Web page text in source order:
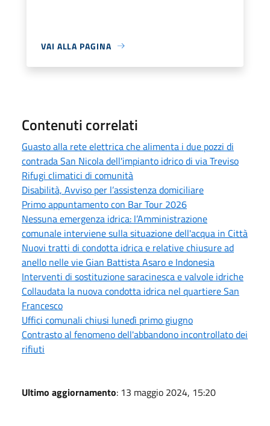
VAI ALLA PAGINA
Contenuti correlati
Guasto alla rete elettrica che alimenta i due pozzi di
contrada San Nicola dell'impianto idrico di via Treviso
Rifugi climatici di comunità
Disabilità, Avviso per l’assistenza domiciliare
Primo appuntamento con Bar Tour 2026
Nessuna emergenza idrica: l’Amministrazione
comunale interviene sulla situazione dell'acqua in Città
Nuovi tratti di condotta idrica e relative chiusure ad
anello nelle vie Gian Battista Asaro e Indonesia
Interventi di sostituzione saracinesca e valvole idriche
Collaudata la nuova condotta idrica nel quartiere San
Francesco
Uffici comunali chiusi lunedì primo giugno
Contrasto al fenomeno dell'abbandono incontrollato dei
rifiuti
Ultimo aggiornamento: 13 maggio 2024, 15:20